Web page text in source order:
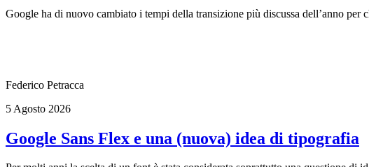
Google ha di nuovo cambiato i tempi della transizione più discussa dell’anno
Federico Petracca
5 Agosto 2026
Google Sans Flex e una (nuova) idea di tipografia